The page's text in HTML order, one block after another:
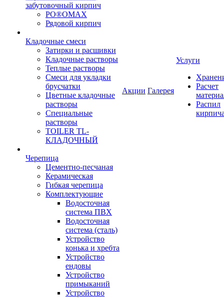
забутовочный кирпич
PO®OMAX
Рядовой кирпич
Кладочные смеси
Затирки и расшивки
Кладочные растворы
Теплые растворы
Смеси для укладки
брусчатки
Цветные кладочные
растворы
Специальные
растворы
TOILER TL-
КЛАДОЧНЫЙ
Черепица
Цементно-песчаная
Керамическая
Гибкая черепица
Комплектующие
Водосточная
система ПВХ
Водосточная
система (сталь)
Устройство
конька и хребта
Устройство
ендовы
Устройство
примыканий
Устройство
Акции Галерея
Услуги
Расчет
Распил